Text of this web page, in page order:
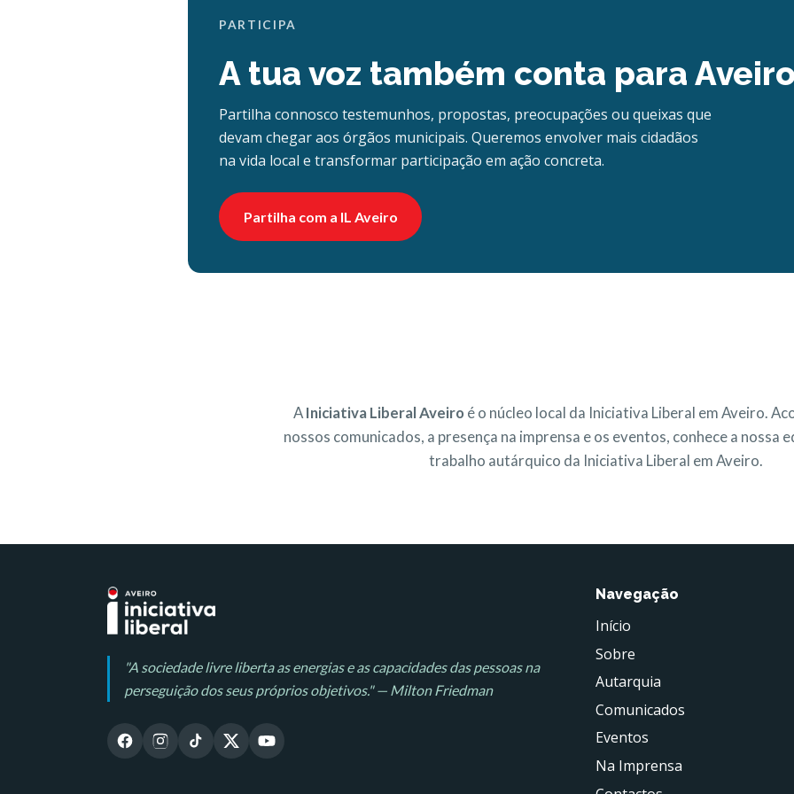
PARTICIPA
A tua voz também conta para
Partilha connosco testemunhos, propostas, preocupações ou queixas que
devam chegar aos órgãos municipais. Queremos envolver mais cidadãos
na vida local e transformar participação em ação concreta.
Partilha com a IL Aveiro
AIniciativa Liberal Aveiro é o núcleo local da Iniciativa Liberal em Aveiro.
nossos comunicados, a presença na imprensa e os eventos, conhece a nossa
trabalho autárquico da Iniciativa Liberal em Aveiro.
"A sociedade livre liberta as energias e as capacidades das pessoas na
perseguição dos seus próprios objetivos." — Milton Friedman
Navegação
Início
Sobre
Autarquia
Comunicados
Eventos
Na Imprensa